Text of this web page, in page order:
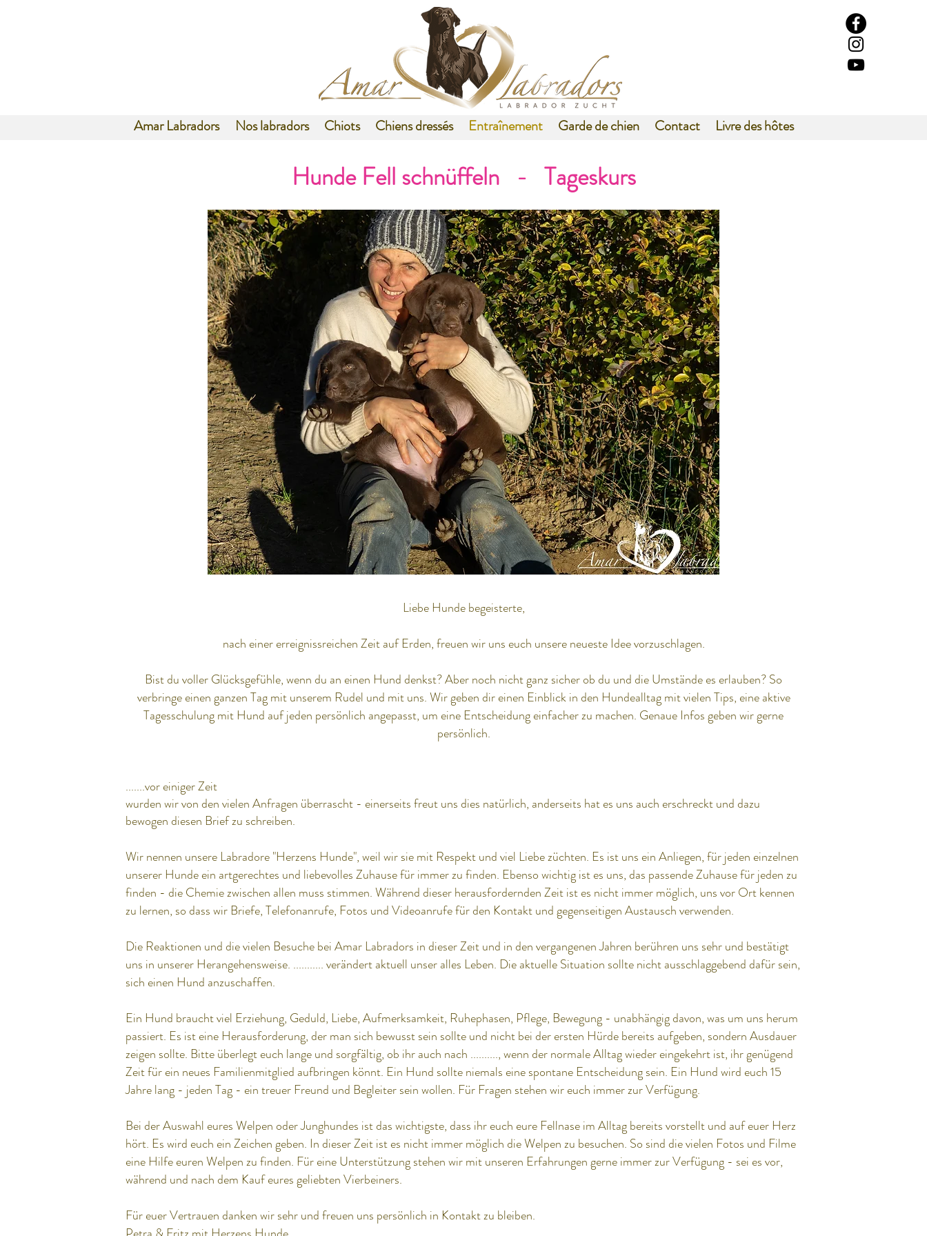
Amar Labradors Nos labradors Chiots Chiens dressés Entraînement Garde de chien Contact Livre des hôtes
Hunde Fell schnüffeln - Tageskurs
Liebe Hunde begeisterte,
nach einer erreignissreichen Zeit auf Erden, freuen wir uns euch unsere neueste Idee vorzuschlagen.
Bist du voller Glücksgefühle, wenn du an einen Hund denkst? Aber noch nicht ganz sicher ob du und die Umstände es erlauben? So
verbringe einen ganzen Tag mit unserem Rudel und mit uns. Wir geben dir einen Einblick in den Hundealltag mit vielen Tips, eine aktive
Tagesschulung mit Hund auf jeden persönlich angepasst, um eine Entscheidung einfacher zu machen. Genaue Infos geben wir gerne
persönlich.
.......vor einiger Zeit
wurden wir von den vielen Anfragen überrascht - einerseits freut uns dies natürlich, anderseits hat es uns auch erschreckt und dazu
bewogen diesen Brief zu schreiben.
Wir nennen unsere Labradore "Herzens Hunde", weil wir sie mit Respekt und viel Liebe züchten. Es ist uns ein Anliegen, für jeden einzelnen
unserer Hunde ein artgerechtes und liebevolles Zuhause für immer zu finden. Ebenso wichtig ist es uns, das passende Zuhause für jeden zu
finden - die Chemie zwischen allen muss stimmen. Während dieser herausfordernden Zeit ist es nicht immer möglich, uns vor Ort kennen
zu lernen, so dass wir Briefe, Telefonanrufe, Fotos und Videoanrufe für den Kontakt und gegenseitigen Austausch verwenden.
Die Reaktionen und die vielen Besuche bei Amar Labradors in dieser Zeit und in den vergangenen Jahren berühren uns sehr und bestätigt
uns in unserer Herangehensweise. ........... verändert aktuell unser alles Leben. Die aktuelle Situation sollte nicht ausschlaggebend dafür sein,
sich einen Hund anzuschaffen.
Ein Hund braucht viel Erziehung, Geduld, Liebe, Aufmerksamkeit, Ruhephasen, Pflege, Bewegung - unabhängig davon, was um uns herum
passiert. Es ist eine Herausforderung, der man sich bewusst sein sollte und nicht bei der ersten Hürde bereits aufgeben, sondern Ausdauer
zeigen sollte. Bitte überlegt euch lange und sorgfältig, ob ihr auch nach .........., wenn der normale Alltag wieder eingekehrt ist, ihr genügend
Zeit für ein neues Familienmitglied aufbringen könnt. Ein Hund sollte niemals eine spontane Entscheidung sein. Ein Hund wird euch 15
Jahre lang - jeden Tag - ein treuer Freund und Begleiter sein wollen. Für Fragen stehen wir euch immer zur Verfügung.
Bei der Auswahl eures Welpen oder Junghundes ist das wichtigste, dass ihr euch eure Fellnase im Alltag bereits vorstellt und auf euer Herz
hört. Es wird euch ein Zeichen geben. In dieser Zeit ist es nicht immer möglich die Welpen zu besuchen. So sind die vielen Fotos und Filme
eine Hilfe euren Welpen zu finden. Für eine Unterstützung stehen wir mit unseren Erfahrungen gerne immer zur Verfügung - sei es vor,
während und nach dem Kauf eures geliebten Vierbeiners.
Für euer Vertrauen danken wir sehr und freuen uns persönlich in Kontakt zu bleiben.